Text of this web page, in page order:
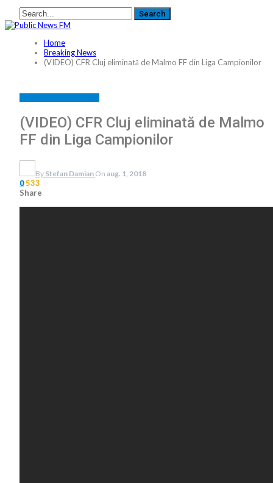
Home
Breaking News
(VIDEO) CFR Cluj eliminată de Malmo FF din Liga Campionilor
(VIDEO) CFR Cluj eliminată de Malmo
FF din Liga Campionilor
By Stefan Damian On aug. 1, 2018
0 533
Share